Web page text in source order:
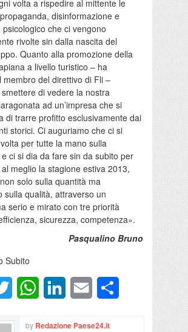
volta a rispedire al mittente le
disinformazione e
che ci vengono
rivolte sin dalla nascita del
Quanto alla promozione della
a livello turistico – ha
membro del direttivo di Fli –
di vedere la nostra
ad un’impresa che si
di trarre profitto esclusivamente dai
storici. Ci auguriamo che ci si
per tutte la mano sulla
ci si dia da fare sin da subito per
meglio la stagione estiva 2013,
solo sulla quantità ma
sulla qualità, attraverso un
serio e mirato con tre priorità
sicurezza, competenza».
Pasqualino Bruno
Subito
Twitter WhatsAppLinkedInEmail
by Redazione Paese24.it